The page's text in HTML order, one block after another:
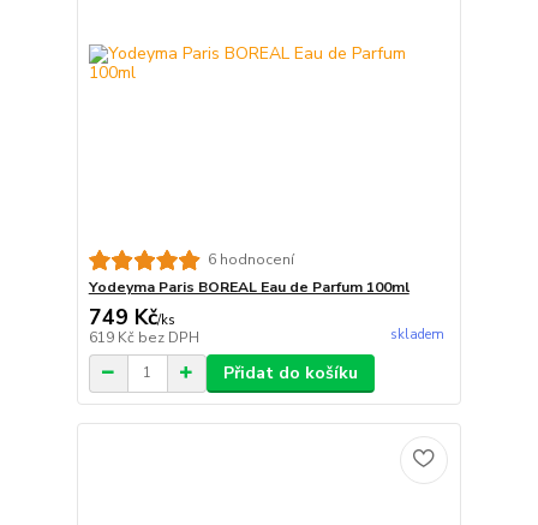
6 hodnocení
Yodeyma Paris BOREAL Eau de Parfum 100ml
749 Kč/ks
619 Kč bez DPH skladem
Přidat do košíku